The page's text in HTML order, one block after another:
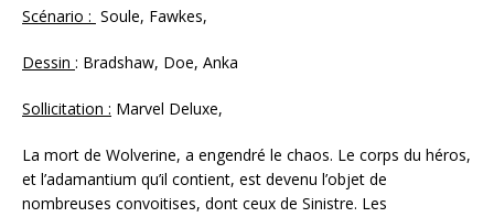
Scénario : Soule, Fawkes,
Dessin : Bradshaw, Doe, Anka
Sollicitation : Marvel Deluxe,
La mort de Wolverine, a engendré le chaos. Le corps du héros,
et l’adamantium qu’il contient, est devenu l’objet de
nombreuses convoitises, dont ceux de Sinistre. Les